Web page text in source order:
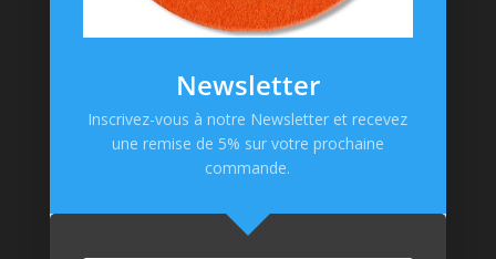
Mentions Légales
Politique de confidentialité
Paiement en ligne
Newsletter
Inscrivez-vous à notre Newsletter et recevez
une remise de 5% sur votre prochaine
commande.